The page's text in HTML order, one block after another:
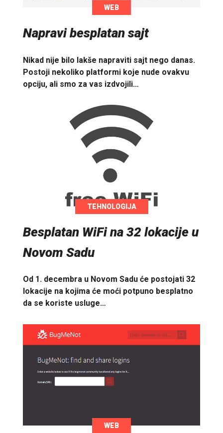
WEB
Napravi besplatan sajt
Nikad nije bilo lakše napraviti sajt nego danas.
Postoji nekoliko platformi koje nude ovakvu
opciju, ali smo za vas izdvojili…
TEHNOLOGIJA
Besplatan WiFi na 32 lokacije u
Novom Sadu
Od 1. decembra u Novom Sadu će postojati 32
lokacije na kojima će moći potpuno besplatno
da se koriste usluge…
WEB